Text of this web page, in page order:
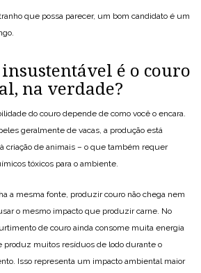
que possa parecer, um bom candidato é um
insustentável é o couro
na verdade?
do couro depende de como você o encara.
geralmente de vacas, a produção está
criação de animais – o que também requer
tóxicos para o ambiente.
a mesma fonte, produzir couro não chega nem
o mesmo impacto que produzir carne. No
de couro ainda consome muita energia
produz muitos resíduos de lodo durante o
Isso representa um impacto ambiental maior